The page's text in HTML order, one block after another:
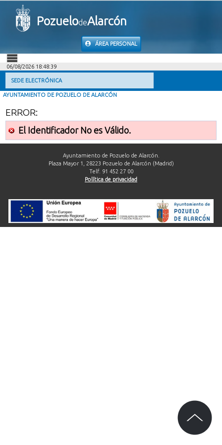
PozuelodeAlarcón
ÁREA PERSONAL
INICIO
MI CARPETA
INFORMACIÓN MUNICIPAL
AYUDA
06/08/2026 18:48:39
SEDE ELECTRÓNICA
AYUNTAMIENTO DE POZUELO DE ALARCÓN
ERROR:
El Identificador No es Válido.
Ayuntamiento de Pozuelo de Alarcón.
Plaza Mayor 1, 28223 Pozuelo de Alarcón (Madrid)
Telf. 91 452 27 00
Política de privacidad